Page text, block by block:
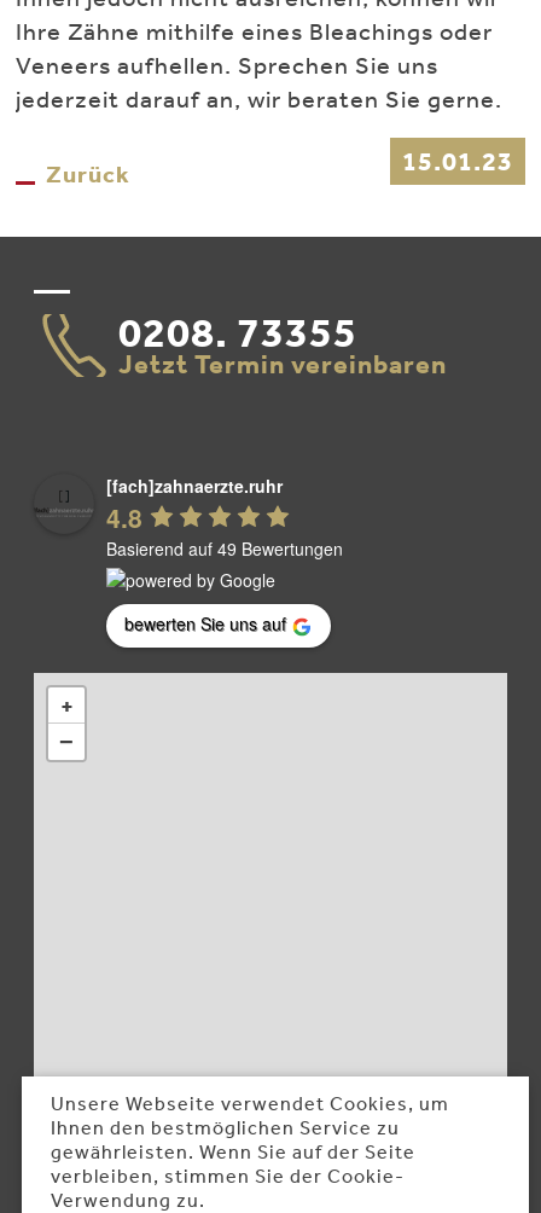
15.01.23
Ihre Zähne mithilfe eines Bleachings oder
Veneers aufhellen. Sprechen Sie uns
jederzeit darauf an, wir beraten Sie gerne.
Zurück
0208. 73355
Jetzt Termin vereinbaren
[fach]zahnaerzte.ruhr
4.8
Basierend auf 49 Bewertungen
bewerten Sie uns auf
+
−
Unsere Webseite verwendet Cookies, um
Ihnen den bestmöglichen Service zu
gewährleisten. Wenn Sie auf der Seite
verbleiben, stimmen Sie der Cookie-
Verwendung zu.